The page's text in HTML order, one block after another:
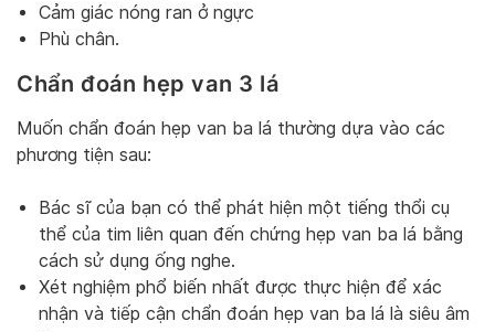
Cảm giác nóng ran ở ngực
Phù chân.
Chẩn đoán hẹp van 3 lá
Muốn chẩn đoán hẹp van ba lá thường dựa vào các
phương tiện sau:
Bác sĩ của bạn có thể phát hiện một tiếng thổi cụ
thể của tim liên quan đến chứng hẹp van ba lá bằng
cách sử dụng ống nghe.
Xét nghiệm phổ biến nhất được thực hiện để xác
nhận và tiếp cận chẩn đoán hẹp van ba lá là siêu âm